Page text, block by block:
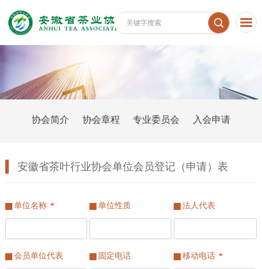
协会简介 协会章程 专业委员会 入会申请
安徽省茶叶行业协会单位会员登记（申请）表
单位名称 * 单位性质 法人代表
会员单位代表 固定电话 移动电话 *